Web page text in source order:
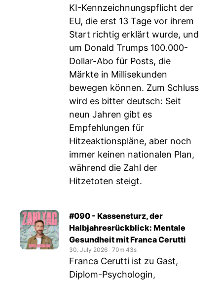
KI-Kennzeichnungspflicht der
EU, die erst 13 Tage vor ihrem
Start richtig erklärt wurde, und
um Donald Trumps 100.000-
Dollar-Abo für Posts, die
Märkte in Millisekunden
bewegen können. Zum Schluss
wird es bitter deutsch: Seit
neun Jahren gibt es
Empfehlungen für
Hitzeaktionspläne, aber noch
immer keinen nationalen Plan,
während die Zahl der
Hitzetoten steigt.
#090 - Kassensturz, der
Halbjahresrückblick: Mentale
Gesundheit mit Franca Cerutti
30. July 2026 ‧ 70m 43s
Franca Cerutti ist zu Gast,
Diplom-Psychologin,